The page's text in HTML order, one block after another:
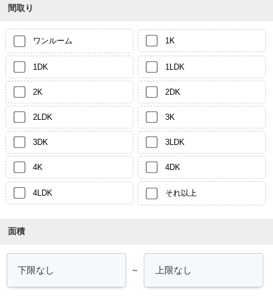
間取り
ワンルーム 1K
1DK 1LDK
2K 2DK
2LDK 3K
3DK 3LDK
4K 4DK
4LDK それ以上
面積
～